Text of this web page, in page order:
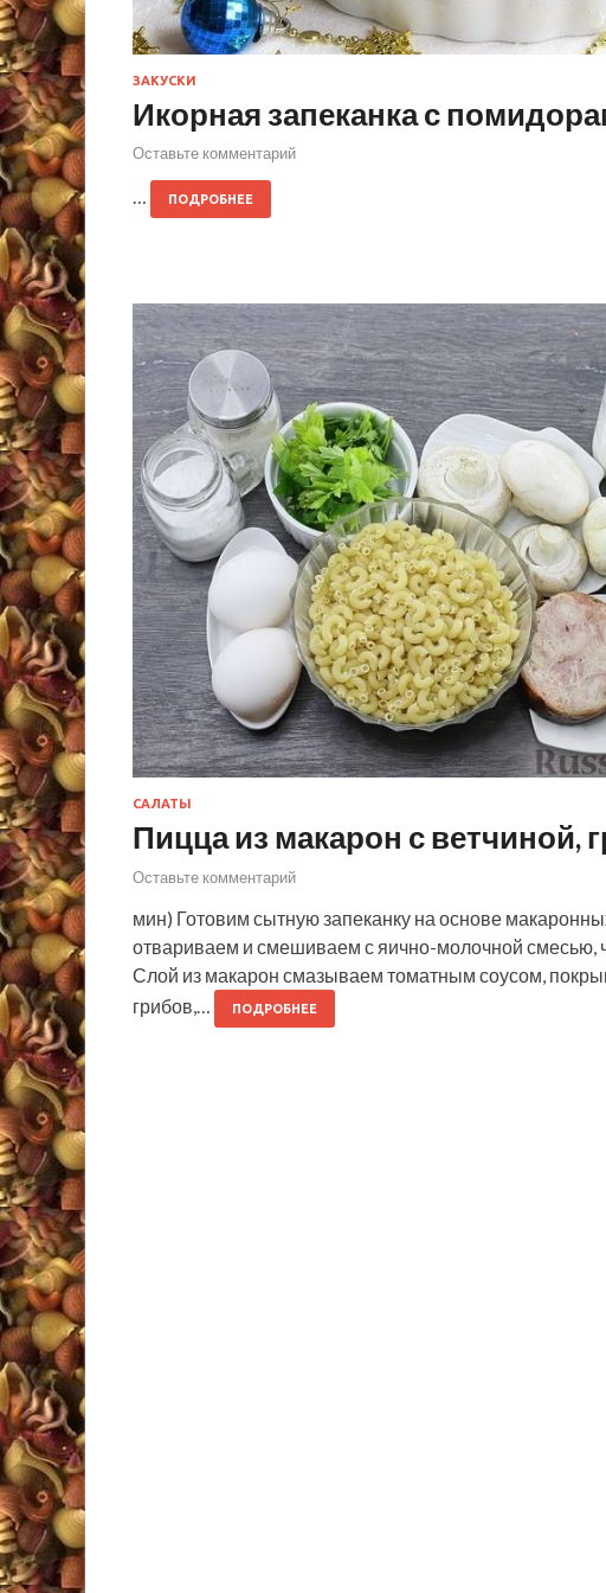
ЗАКУСКИ
Икорная запеканка с
Оставьте комментарий
… ПОДРОБНЕЕ
САЛАТЫ
Пицца из макарон с ветчиной,
Оставьте комментарий
мин) Готовим сытную запеканку на основе
отвариваем и смешиваем с яично-молочной смесью,
Слой из макарон смазываем томатным соусом,
грибов,…
ПОДРОБНЕЕ